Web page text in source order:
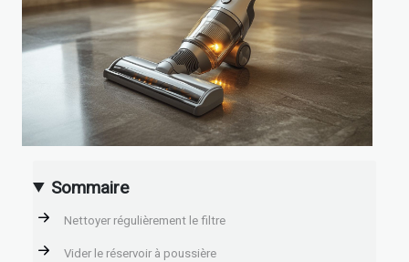
Sommaire
Nettoyer régulièrement le filtre
Vider le réservoir à poussière